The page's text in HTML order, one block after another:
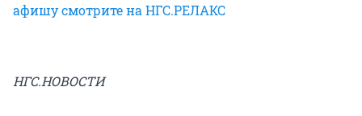
афишу смотрите на НГС.РЕЛАКС
НГС.НОВОСТИ